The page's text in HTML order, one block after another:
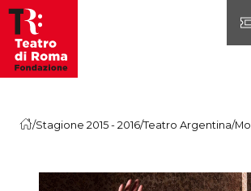
Vai al contenuto
/Stagione 2015 - 2016/Teatro Argentina/